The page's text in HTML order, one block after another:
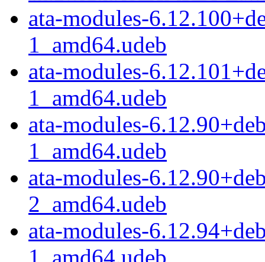
ata-modules-
1_amd64.udeb
ata-modules-
1_amd64.udeb
ata-modules-
1_amd64.udeb
ata-modules-
2_amd64.udeb
ata-modules-
1_amd64.udeb